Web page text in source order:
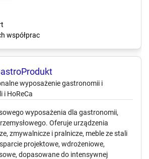
współprac
wyposażenie gastronomii i
i HoReCa
wyposażenia dla gastronomii,
Oferuje urządzenia
zmywalnicze i pralnicze, meble ze stali
projektowe, wdrożeniowe,
dopasowane do intensywnej